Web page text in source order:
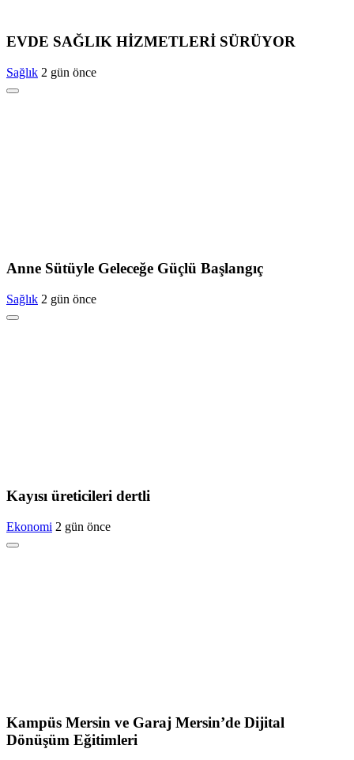
EVDE SAĞLIK HİZMETLERİ SÜRÜYOR
Sağlık 2 gün önce
Anne Sütüyle Geleceğe Güçlü Başlangıç
Sağlık 2 gün önce
Kayısı üreticileri dertli
Ekonomi 2 gün önce
Kampüs Mersin ve Garaj Mersin’de Dijital
Dönüşüm Eğitimleri